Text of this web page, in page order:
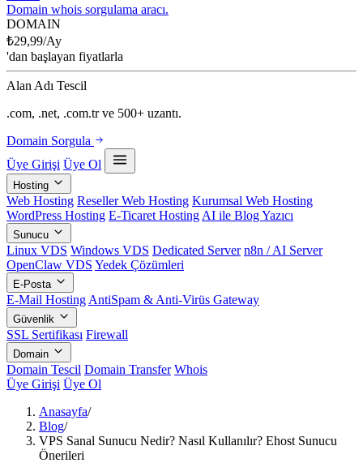
Domain whois sorgulama aracı.
DOMAIN
₺29,99/Ay
'dan başlayan fiyatlarla
Alan Adı Tescil
.com, .net, .com.tr ve 500+ uzantı.
Domain Sorgula
Üye Girişi Üye Ol
Hosting
Web Hosting Reseller Web Hosting Kurumsal Web Hosting
WordPress Hosting E-Ticaret Hosting AI ile Blog Yazıcı
Sunucu
Linux VDS Windows VDS Dedicated Server n8n / AI Server
OpenClaw VDS Yedek Çözümleri
E-Posta
E-Mail Hosting AntiSpam & Anti-Virüs Gateway
Güvenlik
SSL Sertifikası Firewall
Domain
Domain Tescil Domain Transfer Whois
Üye Girişi Üye Ol
Anasayfa/
Blog/
VPS Sanal Sunucu Nedir? Nasıl Kullanılır? Ehost Sunucu
Önerileri